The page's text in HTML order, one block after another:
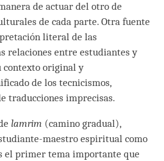
de actuar del otro de
de cada parte. Otra fuente
literal de las
relaciones entre estudiantes y
contexto original y
de los tecnicismos,
traducciones imprecisas.
lamrim (camino gradual),
maestro espiritual como
el primer tema importante que